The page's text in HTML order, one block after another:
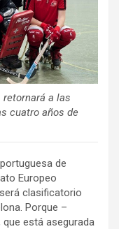
retornará a las
cuatro años de
de
Europeo
clasificatorio
Porque –
está asegurada